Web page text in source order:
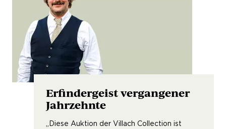
Erfindergeist vergangener
Jahrzehnte
„Diese Auktion der Villach Collection ist